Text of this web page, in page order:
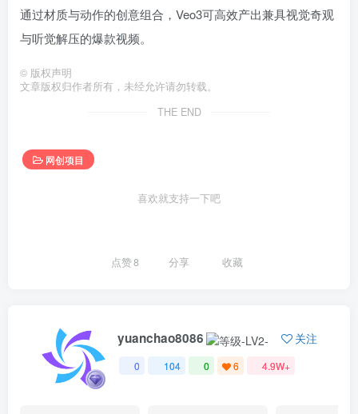
通过材质与动作的创意组合，Veo3可高效产出兼具视觉奇观
与听觉解压的爆款视频。
© 版权声明
文章版权归作者所有，未经允许请勿转载。
THE END
网创项目
喜欢就支持一下吧
点赞8 分享 收藏
yuanchao8086 关注
0 104 0 6 4.9W+